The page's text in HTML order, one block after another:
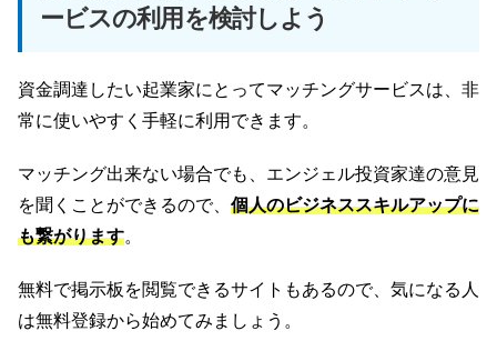
ービスの利用を検討しよう
資金調達したい起業家にとってマッチングサービスは、非
常に使いやすく手軽に利用できます。
マッチング出来ない場合でも、エンジェル投資家達の意見
を聞くことができるので、 個人のビジネススキルアップに
も繋がります。
無料で掲示板を閲覧できるサイトもあるので、気になる人
は無料登録から始めてみましょう。